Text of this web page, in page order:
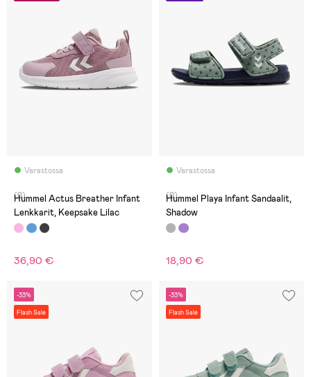
Varastossa
(0)
Hummel Actus Breather Infant
Lenkkarit, Keepsake Lilac
36,90 €
Varastossa
(0)
Hummel Playa Infant Sandaalit,
Shadow
18,90 €
-33%
Flash Sale
-33%
Flash Sale